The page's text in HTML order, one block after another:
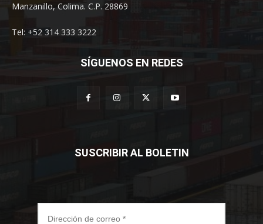
Manzanillo, Colima. C.P. 28869
Tel: +52 314 333 3222
SÍGUENOS EN REDES
SUSCRIBIR AL BOLETIN